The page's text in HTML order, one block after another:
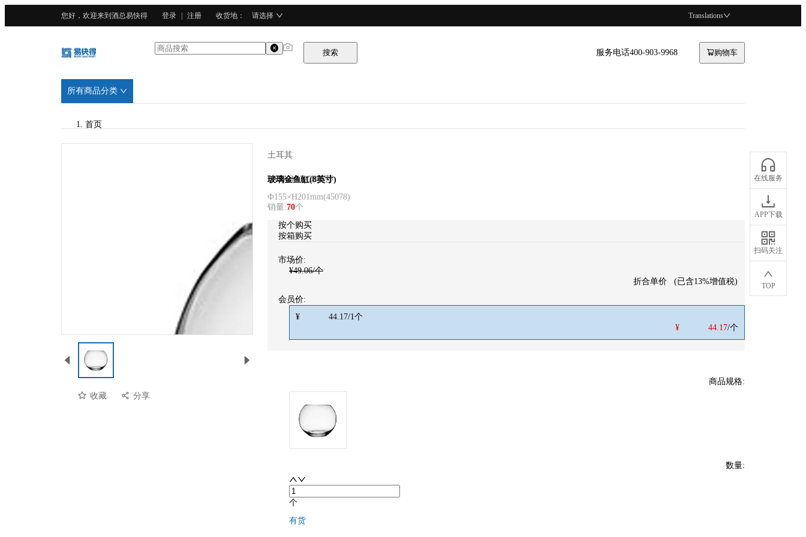
您好，欢迎来到酒总易快得 登录 注册 收货地 ： 请选择 Translations
搜索 服务电话400-903-9968 购物车
所有商品分类
在线服务
APP下载
扫码关注
TOP
首页
收藏 分享
土耳其
PASABAHCE帕莎
玻璃金鱼缸(8英寸)
Ф155×H201mm(45078)
销量:70个
按个购买
按箱购买
市场价:
¥49.06/个
折合单价
(已含13%增值税)
会员价:
¥
44.17/1个
¥
44.17/个
商品规格:
数量:
个
有货